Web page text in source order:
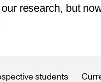
our research, but no
spective students Curr